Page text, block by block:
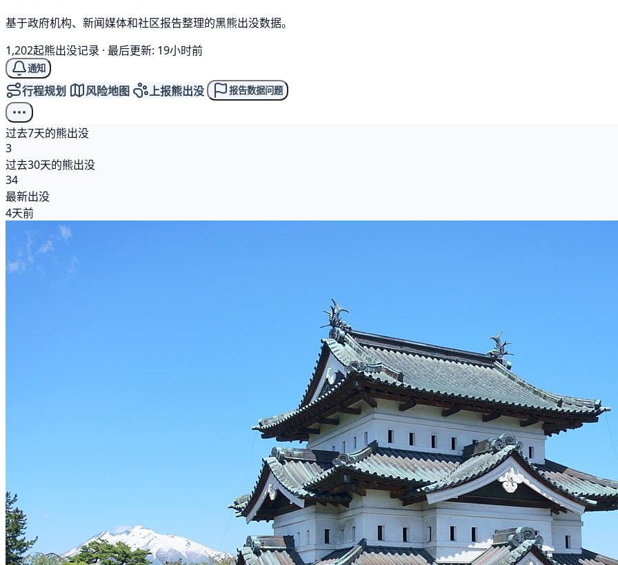
基于政府机构、新闻媒体和社区报告整理的黑熊出没数据。
1,202起熊出没记录 · 最后更新: 19小时前
通知
行程规划 风险地图 上报熊出没 报告数据问题
过去7天的熊出没
3
过去30天的熊出没
34
最新出没
4天前